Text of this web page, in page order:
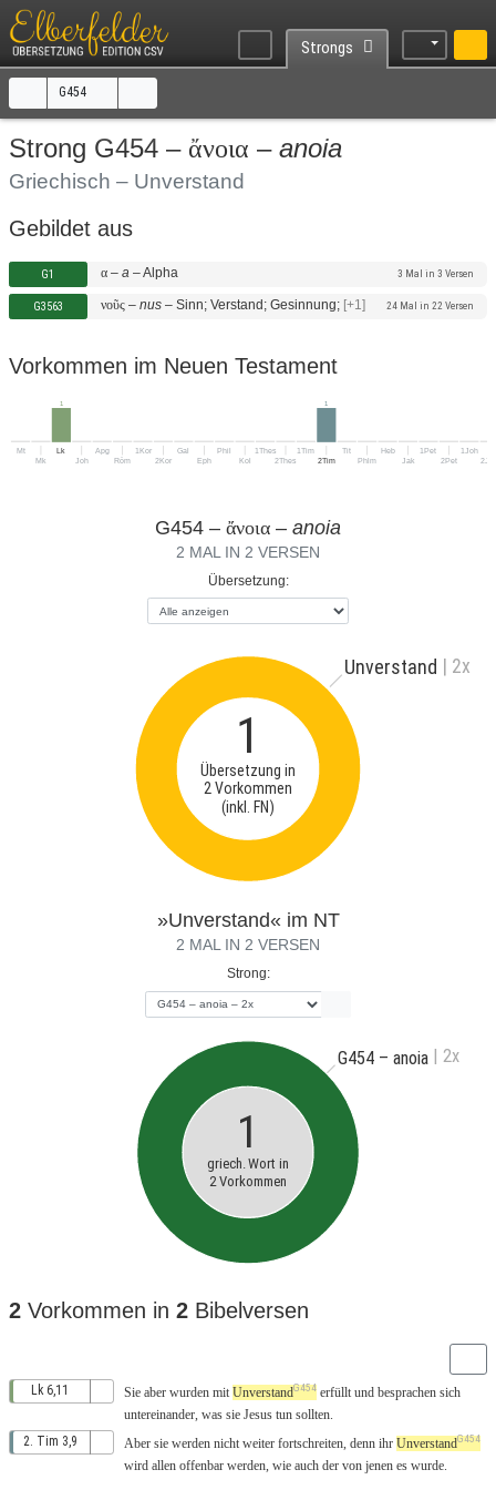
Strongs
G454
Strong G454 – ἄνοια – anoia
Griechisch – Unverstand
Gebildet aus
G1 α –a –Alpha 3 Mal in 3 Versen
G3563 νοῦς –nus – Sinn; Verstand; Gesinnung; [+1] 24 Mal in 22 Versen
Vorkommen im Neuen Testament
Mt
Mk
1
Lk
Joh
Apg
Röm
1Kor
2Kor
Gal
Eph
Phil
Kol
1Thes
2Thes
1Tim
1
2Tim
Tit
Phlm
Heb
Jak
1Pet
2Pet
1Joh
G454 – ἄνοια – anoia
2 MAL IN 2 VERSEN
Übersetzung:
1
Übersetzung in
2 Vorkommen
(inkl. FN)
Unverstand | 2x
»Unverstand« im NT
2 MAL IN 2 VERSEN
Strong:
1
griech. Wort in
2 Vorkommen
G454 – anoia | 2x
2Vorkommen in 2Bibelversen
Lk 6,11 Sie aberwurden mit UnverstandG454 erfüllt und besprachen sich
untereinander, wassie Jesus tun sollten.
2. Tim 3,9
Abersie werden nicht weiter fortschreiten, denn ihr UnverstandG454
wird allen offenbar werden, wie auch dervon jenenes wurde.